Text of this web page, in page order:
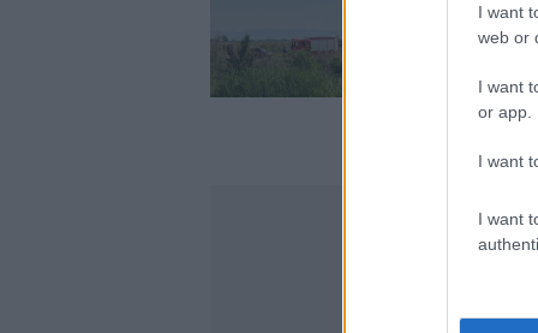
I want
web or
I want
or app.
I want
I want
Θεσσαλονίκη: